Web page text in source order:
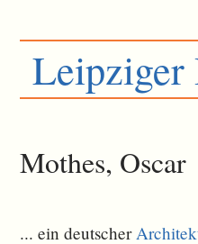
Leipziger
Mothes, Oscar
... ein deutscher